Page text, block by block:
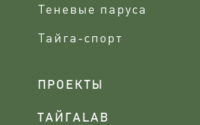
Теневые паруса
Тайга-спорт
ПРОЕКТЫ
ТАЙГАLAB